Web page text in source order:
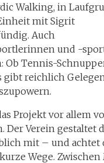
Walking, in
mit Sigrit
Auch
und -
Ob Tennis-
gibt reichlich
Projekt vor allem
Der Verein gestaltet
mit – und achtet
Wege. Zwischen